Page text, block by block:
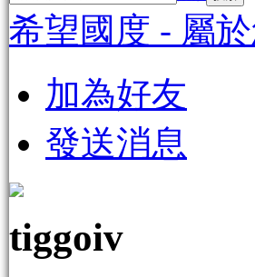
希望國度 - 屬
加為好友
發送消息
tiggoiv